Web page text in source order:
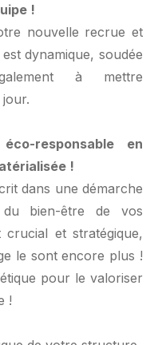
!
nouvelle recrue et
dynamique, soudée
à mettre
responsable en
!
dans une démarche
du bien-être de vos
et stratégique,
le sont encore plus !
pour le valoriser
!